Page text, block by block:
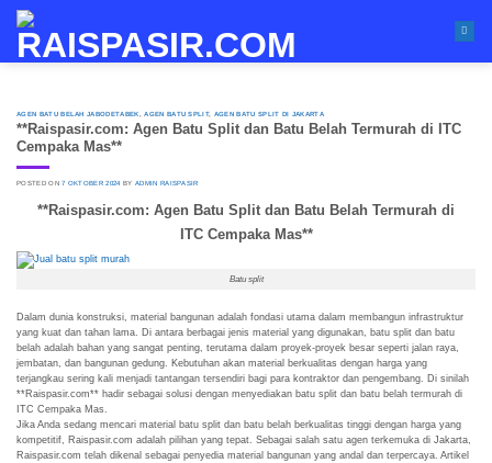
content
AGEN BATU BELAH JABODETABEK ,AGEN BATU SPLIT, AGEN BATU SPLIT DI JAKARTA
**Raispasir.com: Agen Batu Split dan Batu Belah Termurah di ITC
Cempaka Mas**
POSTED ON7 OKTOBER 2024 BY ADMIN RAISPASIR
**Raispasir.com: Agen Batu Split dan Batu Belah Termurah di
ITC Cempaka Mas**
Batu split
Dalam dunia konstruksi, material bangunan adalah fondasi utama dalam membangun infrastruktur
yang kuat dan tahan lama. Di antara berbagai jenis material yang digunakan, batu split dan batu
belah adalah bahan yang sangat penting, terutama dalam proyek-proyek besar seperti jalan raya,
jembatan, dan bangunan gedung. Kebutuhan akan material berkualitas dengan harga yang
terjangkau sering kali menjadi tantangan tersendiri bagi para kontraktor dan pengembang. Di sinilah
**Raispasir.com** hadir sebagai solusi dengan menyediakan batu split dan batu belah termurah di
ITC Cempaka Mas.
Jika Anda sedang mencari material batu split dan batu belah berkualitas tinggi dengan harga yang
kompetitif, Raispasir.com adalah pilihan yang tepat. Sebagai salah satu agen terkemuka di Jakarta,
Raispasir.com telah dikenal sebagai penyedia material bangunan yang andal dan terpercaya. Artikel